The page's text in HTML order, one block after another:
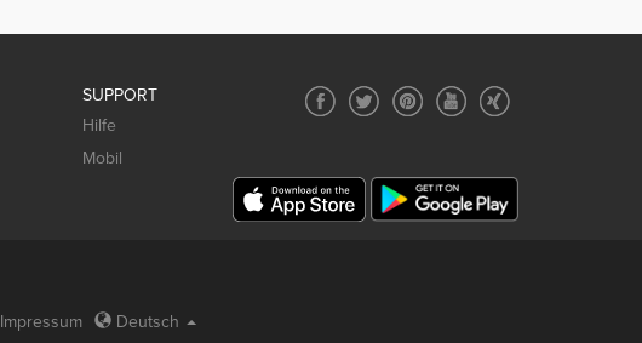
SUPPORT
Hilfe
Mobil
Impressum Deutsch